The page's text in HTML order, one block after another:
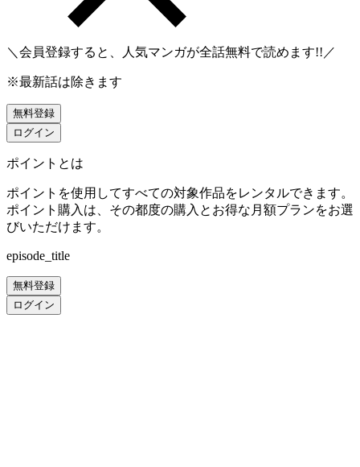
＼会員登録すると、人気マンガが全話無料で読めます!!／
※最新話は除きます
無料登録
ログイン
ポイントとは
ポイントを使用してすべての対象作品をレンタルできます。
ポイント購入は、その都度の購入とお得な月額プランをお選
びいただけます。
episode_title
無料登録
ログイン